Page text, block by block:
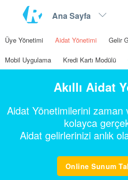
Üye Yönetimi Aidat Yönetimi Gelir
Mobil Uygulama Kredi Kartı Modülü
Akıllı Aidat
Aidat Yönetimilerini
kolayca
Aidat gelirlerinizi anlık
Online Sunum